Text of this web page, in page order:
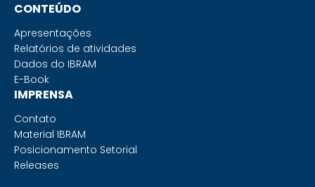
CONTEÚDO
Apresentações
Relatórios de atividades
Dados do IBRAM
E-Book
IMPRENSA
Contato
Material IBRAM
Posicionamento Setorial
Releases